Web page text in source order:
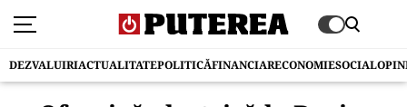
DEZVALUIRIACTUALITATEPOLITICĂFINANCIARECONOMIESOCIAL